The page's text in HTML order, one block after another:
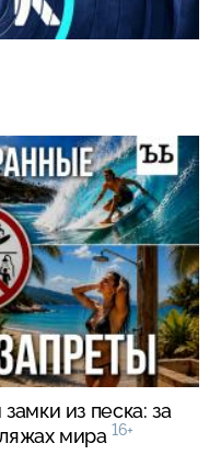
из песка: за
мира 16+